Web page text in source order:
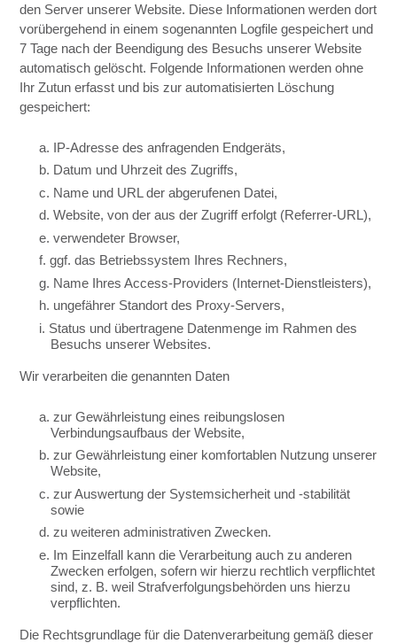
den Server unserer Website. Diese Informationen werden dort
vorübergehend in einem sogenannten Logfile gespeichert und
7 Tage nach der Beendigung des Besuchs unserer Website
automatisch gelöscht. Folgende Informationen werden ohne
Ihr Zutun erfasst und bis zur automatisierten Löschung
gespeichert:
a. IP-Adresse des anfragenden Endgeräts,
b. Datum und Uhrzeit des Zugriffs,
c. Name und URL der abgerufenen Datei,
d. Website, von der aus der Zugriff erfolgt (Referrer-URL),
e. verwendeter Browser,
f. ggf. das Betriebssystem Ihres Rechners,
g. Name Ihres Access-Providers (Internet-Dienstleisters),
h. ungefährer Standort des Proxy-Servers,
i. Status und übertragene Datenmenge im Rahmen des
Besuchs unserer Websites.
Wir verarbeiten die genannten Daten
a. zur Gewährleistung eines reibungslosen
Verbindungsaufbaus der Website,
b. zur Gewährleistung einer komfortablen Nutzung unserer
Website,
c. zur Auswertung der Systemsicherheit und -stabilität
sowie
d. zu weiteren administrativen Zwecken.
e. Im Einzelfall kann die Verarbeitung auch zu anderen
Zwecken erfolgen, sofern wir hierzu rechtlich verpflichtet
sind, z. B. weil Strafverfolgungsbehörden uns hierzu
verpflichten.
Die Rechtsgrundlage für die Datenverarbeitung gemäß dieser